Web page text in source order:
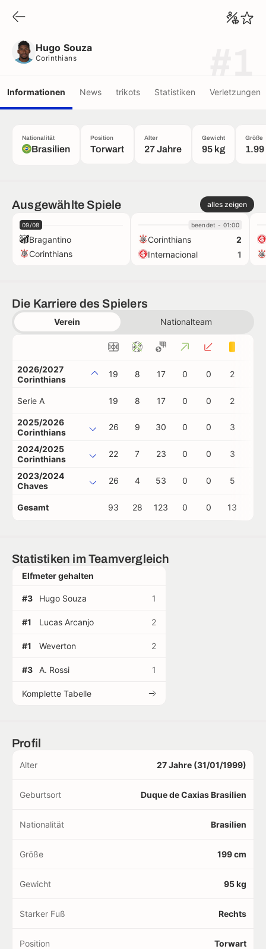
Hugo Souza
Corinthians
Informationen News trikots Statistiken Verletzungen
Nationalität
Brasilien
Position
Torwart
Alter
27 Jahre
Gewicht
95 kg
Größe
1.99
Ausgewählte Spiele alles zeigen
09/08
Bragantino
Corinthians
beendet - 01:00
Corinthians
2
Internacional
1
Die Karriere des Spielers
Verein Nationalteam
2026/2027
Corinthians
19 8 17 0 0 2
Serie A 19 8 17 0 0 2
2025/2026
Corinthians
26 9 30 0 0 3
2024/2025
Corinthians
22 7 23 0 0 3
2023/2024
Chaves
26 4 53 0 0 5
Gesamt 93 28 123 0 0 13
Statistiken im Teamvergleich
Elfmeter gehalten
#3 Hugo Souza 1
#1 Lucas Arcanjo 2
#1 Weverton 2
#3 A. Rossi 1
Komplette Tabelle
Profil
Alter 27 Jahre (31/01/1999)
Geburtsort Duque de Caxias Brasilien
Nationalität Brasilien
Größe 199 cm
Gewicht 95 kg
Starker Fuß Rechts
Position Torwart